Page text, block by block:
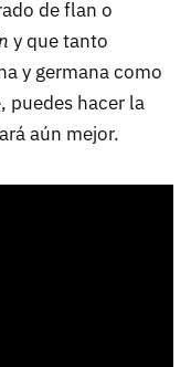
de flan o
y que tanto
y germana como
puedes hacer la
aún mejor.